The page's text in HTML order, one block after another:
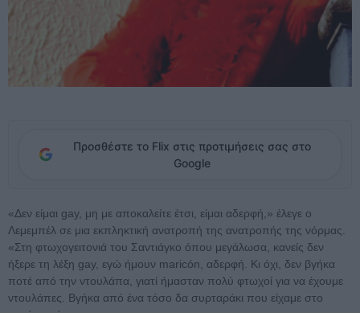
Προσθέστε το Flix στις προτιμήσεις σας στο
Google
«Δεν είμαι gay, μη με αποκαλείτε έτσι, είμαι αδερφή,» έλεγε ο
Λεμεμπέλ σε μια εκπληκτική ανατροπή της ανατροπής της νόρμας.
«Στη φτωχογειτονιά του Σαντιάγκο όπου μεγάλωσα, κανείς δεν
ήξερε τη λέξη gay, εγώ ήμουν maricón, αδερφή. Κι όχι, δεν βγήκα
ποτέ από την ντουλάπα, γιατί ήμασταν πολύ φτωχοί για να έχουμε
ντουλάπες. Βγήκα από ένα τόσο δα συρταράκι που είχαμε στο